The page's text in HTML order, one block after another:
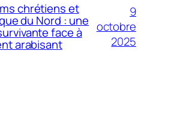
chrétiens et
du Nord : une
face à
arabisant
9
octobre
2025